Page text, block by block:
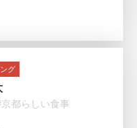
グ
都らしい食事